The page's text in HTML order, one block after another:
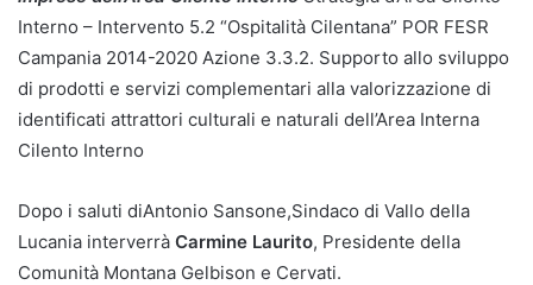
Interno – Intervento 5.2 “Ospitalità Cilentana” POR FESR
Campania 2014-2020 Azione 3.3.2. Supporto allo sviluppo
di prodotti e servizi complementari alla valorizzazione di
identificati attrattori culturali e naturali dell’Area Interna
Cilento Interno
Dopo i saluti diAntonio Sansone,Sindaco di Vallo della
Lucania interverrà Carmine Laurito, Presidente della
Comunità Montana Gelbison e Cervati.